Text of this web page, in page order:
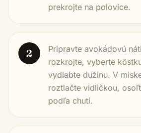
prekrojte na polovice.
2
Pripravte avokádovú
rozkrojte, vyberte
vydlabte dužinu. V
roztlačte vidličkou,
podľa chuti.